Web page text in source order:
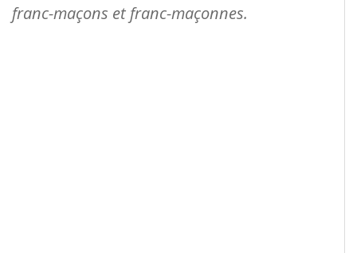
franc-maçons et franc-maçonnes.